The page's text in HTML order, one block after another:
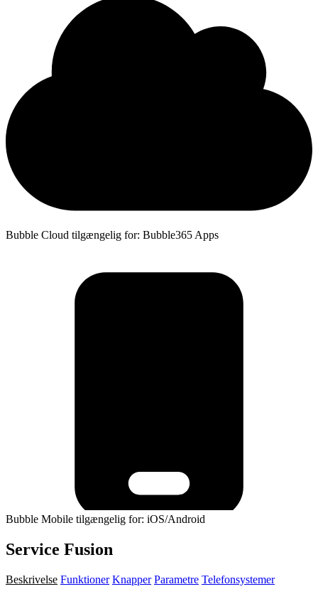
Bubble Cloud tilgængelig for: Bubble365 Apps
Bubble Mobile tilgængelig for: iOS/Android
Service Fusion
Beskrivelse Funktioner Knapper Parametre Telefonsystemer